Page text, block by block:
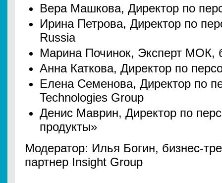
Вера Машкова, Директор по
Ирина Петрова, Директор по
Russia
Марина Починок, Эксперт МОК,
Анна Каткова, Директор по
Елена Семенова, Директор по
Technologies Group
Денис Маврин, Директор по
продукты»
Модератор: Илья Богин, бизнес-
партнер Insight Group